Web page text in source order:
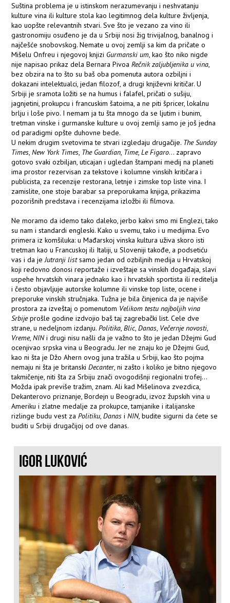
Suština problema je u istinskom nerazumevanju i neshvatanju
kulture vina ili kulture stola kao legitimnog dela kulture življenja,
kao uopšte relevantnih stvari. Sve što je vezano za vino ili
gastronomiju osuđeno je da u Srbiji nosi žig trivijalnog, banalnog i
najčešće snobovskog. Nemate u ovoj zemlji sa kim da pričate o
Mišelu Onfreu i njegovoj knjizi Gurmanski um , kao što niko nigde
nije napisao prikaz dela Bernara PivoaRečnik zaljubljenika u vina
bez obzira na to što su baš oba pomenuta autora ozbiljni i
dokazani intelektualci, jedan filozof, a drugi književni kritičar. U
Srbiji je sramota ložiti se na humus i falafel, pričati o sušiju,
jagnjetini, prokupcu i francuskim šatoima, a ne piti špricer, lokalnu
brlju i loše pivo. I nemam ja tu šta mnogo da se ljutim i bunim,
tretman vinske i gurmanske kulture u ovoj zemlji samo je još jedna
od paradigmi opšte duhovne bede.
U nekim drugim svetovima te stvari izgledaju drugačije. The Sunday
Times ,New York Times The Guardian Time,Le Figaro... zapravo
gotovo svaki ozbiljan, uticajan i ugledan štampani medij na planeti
ima prostor rezervisan za tekstove i kolumne vinskih kritičara i
publicista, za recenzije restorana, letnje i zimske top liste vina. I
zamislite, one stoje barabar sa preporukama knjiga, prikazima
pozorišnih predstava i recenzijama izložbi ili filmova.
Ne moramo da idemo tako daleko, jerbo kakvi smo mi Englezi, tako
su nam i standardi engleski. Kako u svemu, tako i u medijima. Evo
primera iz komšiluka: u Mađarskoj vinska kultura uživa skoro isti
tretman kao u Francuskoj ili Italiji, u Sloveniji takođe, a podsetiću
vas i da je Jutranji listsamo jedan od ozbiljnih medija u Hrvatskoj
koji redovno donosi reportaže i izveštaje sa vinskih događaja, slavi
uspehe hrvatskih vinara jednako kao i hrvatskih sportista ili reditelja
i često objavljuje autorske kolumne ili vinske top liste, ocene i
preporuke vinskih stručnjaka. Tužna je bila činjenica da je najviše
prostora za izveštaj o pomenutom Velikom testu najboljih vina
Srbijeprošle godine izdvojio baš taj zagrebački list. Cele dve
strane, u nedeljnom izdanju.Politika ,Blic ,Danas Večernje novosti
Vreme,NINi drugi nisu našli da je važno to što je jedan Džejmi Gud
ocenjivao srpska vina u Beogradu. Jer ne znaju ko je Džejmi Gud,
kao ni šta je Džo Ahern ovog juna tražila u Srbiji, kao što pojma
nemaju ni šta je britanskiDecanter, ni zašto i koliko je bitno njegovo
takmičenje, niti šta za Srbiju znači ovogodišnji regionalni trofej...
Možda ipak previše tražim, znam. Ali kad Mišelinova zvezdica,
Dekanterovo priznanje, Bordejn u Beogradu, izvoz župskih vina u
Ameriku i zlatne medalje za prokupce, tamjanike i italijanske
rizlinge budu vest zaPolitiku ,Danas iNIN, budite sigurni da ćete se
buditi u Srbiji drugačijoj od ove danas.
IGOR LUKOVIĆ